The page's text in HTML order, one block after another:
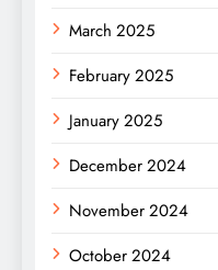
March 2025
February 2025
January 2025
December 2024
November 2024
October 2024